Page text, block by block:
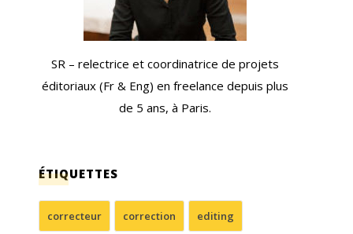
SR – relectrice et coordinatrice de projets
éditoriaux (Fr & Eng) en freelance depuis plus
de 5 ans, à Paris.
ÉTIQUETTES
correcteur correction editing